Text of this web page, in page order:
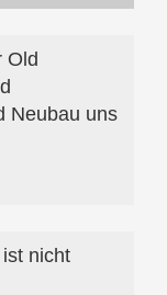
Old
Neubau uns
nicht